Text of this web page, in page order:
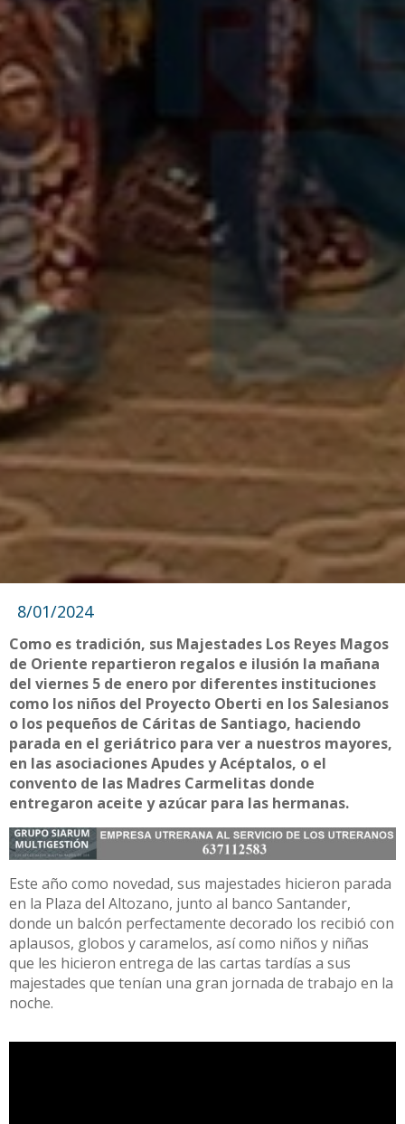
8/01/2024
Como es tradición, sus Majestades Los Reyes Magos
de Oriente repartieron regalos e ilusión la mañana
del viernes 5 de enero por diferentes instituciones
como los niños del Proyecto Oberti en los Salesianos
o los pequeños de Cáritas de Santiago, haciendo
parada en el geriátrico para ver a nuestros mayores,
en las asociaciones Apudes y Acéptalos, o el
convento de las Madres Carmelitas donde
entregaron aceite y azúcar para las hermanas.
Este año como novedad, sus majestades hicieron parada
en la Plaza del Altozano, junto al banco Santander,
donde un balcón perfectamente decorado los recibió con
aplausos, globos y caramelos, así como niños y niñas
que les hicieron entrega de las cartas tardías a sus
majestades que tenían una gran jornada de trabajo en la
noche.